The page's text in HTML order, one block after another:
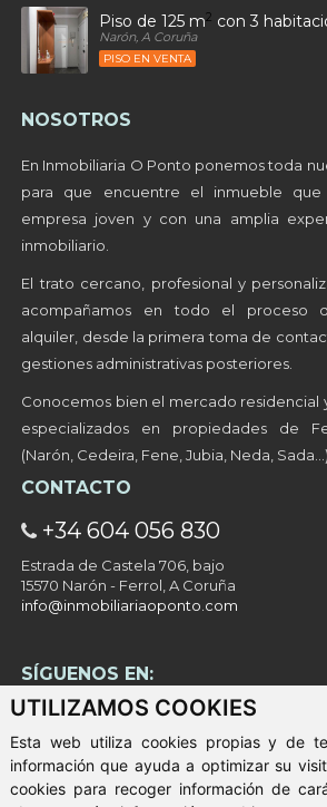
UTILIZAMOS COOKIES
Esta web utiliza cookies propias y de
información que ayuda a optimizar su
cookies para recoger información de
Piso de 125 m2 con 3
Narón, A Coruña
PISO EN VENTA
NOSOTROS
En Inmobiliaria O Ponto ponemos toda
para que encuentre el inmueble que
empresa joven y con una amplia
inmobiliario.
El trato cercano, profesional y
acompañamos en todo el proceso
alquiler, desde la primera toma de
gestiones administrativas posteriores.
Conocemos bien el mercado residencial
especializados en propiedades de
(Narón, Cedeira, Fene, Jubia, Neda, Sada…)
CONTACTO
+34 604 056 830
Estrada de Castela 706, bajo
15570 Narón - Ferrol, A Coruña
info@inmobiliariaoponto.com
SÍGUENOS EN: